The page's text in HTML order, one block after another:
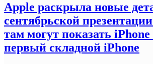
Apple раскрыла новые
сентябрьской
там могут показать
первый складной iPhone